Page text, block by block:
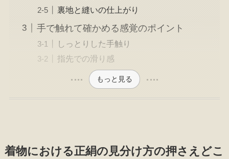
裏地と縫いの仕上がり
手で触れて確かめる感覚のポイント
しっとりした手触り
指先での滑り感
もっと見る
着物における正絹の見分け方の押さえどこ